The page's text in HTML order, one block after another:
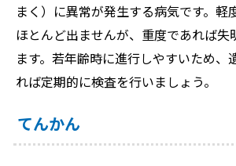
まく）に異常が発生する病気です。軽
ほとんど出ませんが、重度であれば失
ます。若年齢時に進行しやすいため、
れば定期的に検査を行いましょう。
てんかん